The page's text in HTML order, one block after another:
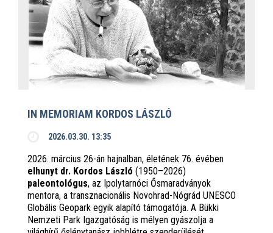
IN MEMORIAM KORDOS LÁSZLÓ
2026.03.30. 13:35
2026. március 26-án hajnalban, életének 76. évében
elhunyt dr. Kordos László (1950–2026)
paleontológus, az Ipolytarnóci Ősmaradványok
mentora, a transznacionális Novohrad-Nógrád UNESCO
Globális Geopark egyik alapító támogatója. A Bükki
Nemzeti Park Igazgatóság is mélyen gyászolja a